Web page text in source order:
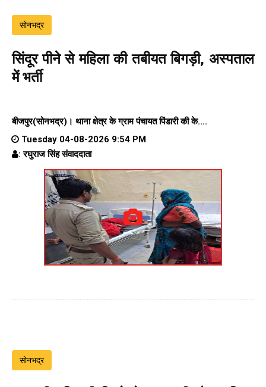
सोनभद्र
सिंदूर पीने से महिला की तबीयत बिगड़ी, अस्पताल
में भर्ती
बीजपुर(सोनभद्र)। थाना क्षेत्र केग्राम पंचायत पिंडारीकी के....
Tuesday 04-08-2026 9:54 PM
: रघुराज सिंह संवाददाता
सोनभद्र